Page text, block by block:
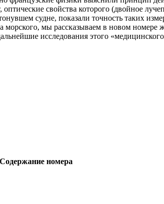
свойства которого (двойное
судне, показали точность таких
мы рассказываем в новом номере
исследования этого
Содержание номера